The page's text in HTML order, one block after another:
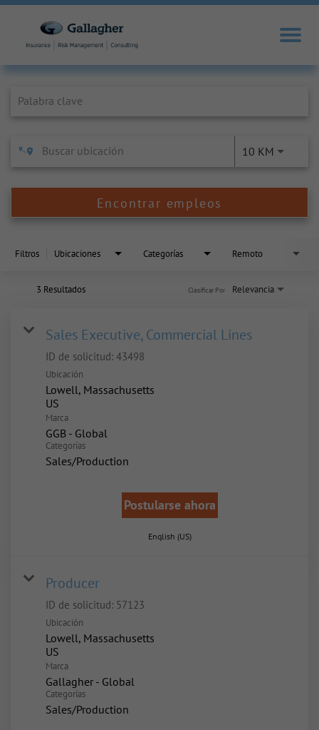
10 KM
Encontrar empleos
Filtros Ubicaciones Categorías Remoto
3 Resultados Relevancia
Clasificar Por
Sales Executive, Commercial Lines
ID de solicitud: 43498
Ubicación
Lowell, Massachusetts
Marca
GGB - Global
Categorías
Sales/Production
Postularse ahora
English (US)
Producer
ID de solicitud: 57123
Ubicación
Lowell, Massachusetts
Marca
Gallagher - Global
Categorías
Sales/Production